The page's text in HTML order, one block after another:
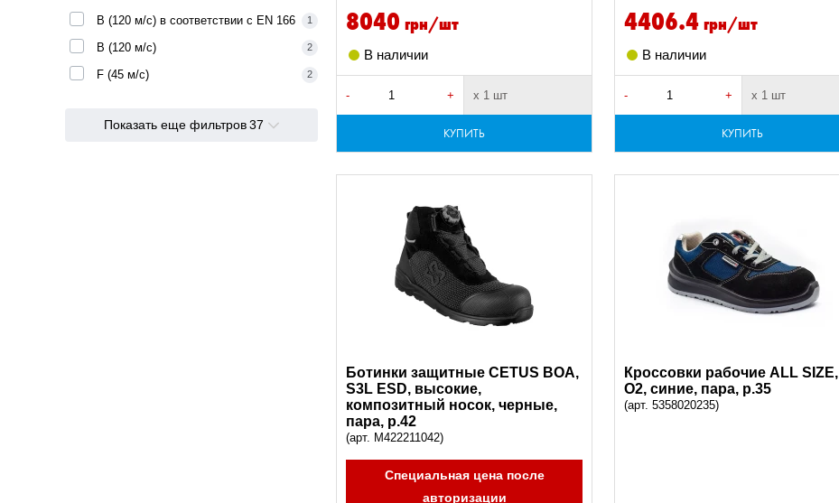
B (120 м/с) в соответствии с EN 166 1
B (120 м/с) 2
F (45 м/с) 2
Показать еще фильтров37
8040 грн/шт
В наличии
- + х 1 шт
КУПИТЬ
4406.4 грн/шт
В наличии
- + х 1 шт
КУПИТЬ
Ботинки защитные CETUS BOA,
S3L ESD, высокие,
композитный носок, черные,
пара, р.42
(арт. M422211042)
Специальная цена после
авторизации
Кроссовки рабочие ALL SIZE,
O2, синие, пара, р.35
(арт. 5358020235)